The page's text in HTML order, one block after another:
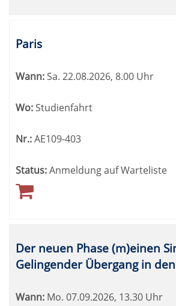
Paris
Wann:Sa. 22.08.2026, 8.00 Uhr
Wo:Studienfahrt
Nr.:AE109-403
Status:Anmeldung auf Warteliste
Der neuen Phase (m)einen
Gelingender Übergang in
Wann: Mo. 07.09.2026, 13.30 Uhr